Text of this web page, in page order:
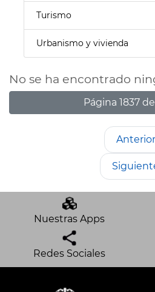
Turismo
Urbanismo y vivienda
No se ha encontrado
Página 1837 de
Anterior
Nuestras Apps
Redes Sociales